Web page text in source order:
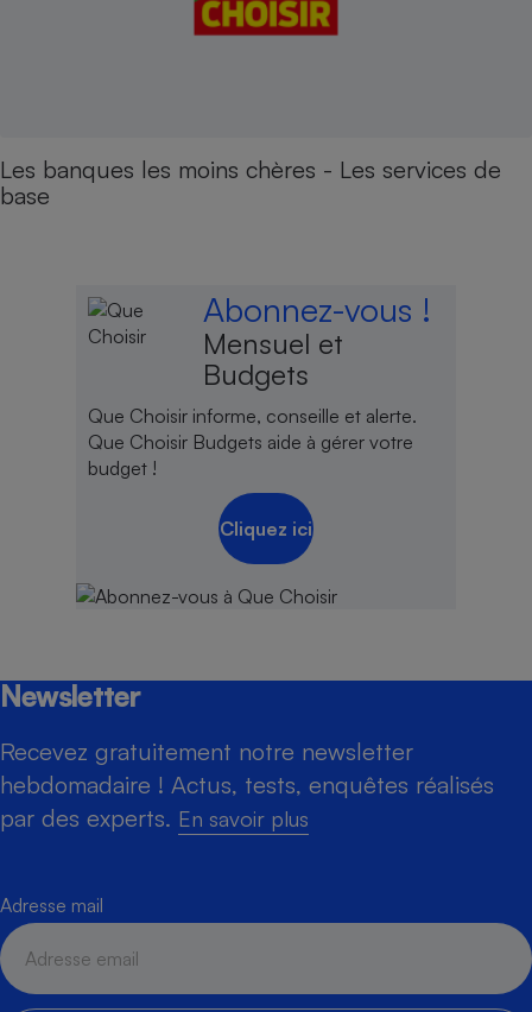
Les banques les moins chères - Les services de
base
Abonnez-vous !
Mensuel et
Budgets
Que Choisir informe, conseille et alerte.
Que Choisir Budgets aide à gérer votre
budget !
Cliquez ici
Newsletter
Recevez gratuitement notre newsletter
hebdomadaire ! Actus, tests, enquêtes réalisés
par des experts. En savoir plus
Adresse mail